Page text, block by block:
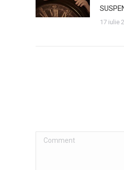
17 iulie
Comment